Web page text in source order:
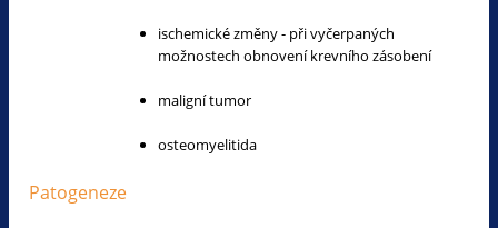
ischemické změny - při vyčerpaných
možnostech obnovení krevního zásobení
maligní tumor
osteomyelitida
Patogeneze